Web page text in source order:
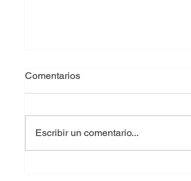
Comentarios
Escribir un comentario...